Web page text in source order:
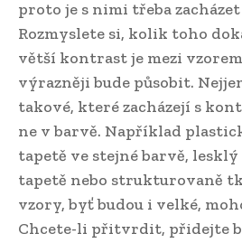
proto je s nimi třeba
Rozmyslete si, kolik toho
větší kontrast je mezi
výrazněji bude působit.
takové, které zacházejí s
ne v barvě. Například
tapetě ve stejné barvě,
tapetě nebo strukturovaně
vzory, byť budou i velké,
Chcete-li přitvrdit, přidejte